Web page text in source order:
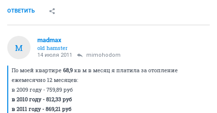
ОТВЕТИТЬ
M
madmax
old hamster
14 июля 2011 mimohodom
По моей квартире 68,9 кв м в месяц я платила за отопление
ежемесячно 12 месяцев:
в 2009 году - 759,89 руб
в 2010 году - 812,33 руб
в 2011 году - 869,21 руб